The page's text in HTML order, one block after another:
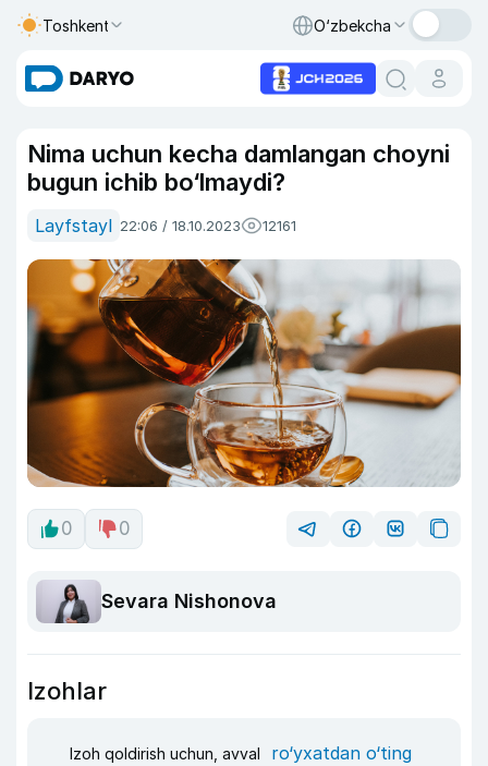
Toshkent O‘zbekcha
Nima uchun kecha damlangan choyni
bugun ichib bo‘lmaydi?
Layfstayl 22:06 / 18.10.2023 12161
0 0
Sevara Nishonova
Izohlar
Izoh qoldirish uchun, avval ro‘yxatdan o‘ting